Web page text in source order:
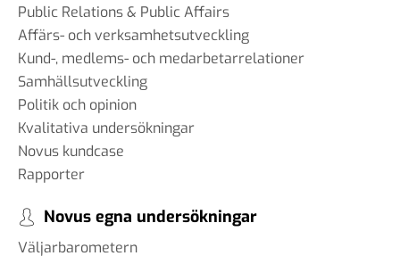
Public Relations & Public Affairs
Affärs- och verksamhetsutveckling
Kund-, medlems- och medarbetarrelationer
Samhällsutveckling
Politik och opinion
Kvalitativa undersökningar
Novus kundcase
Rapporter
Novus egna undersökningar
Väljarbarometern